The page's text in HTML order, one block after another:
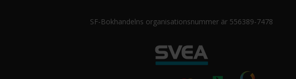
SF-Bokhandelns organisationsnummer är 556389-7478